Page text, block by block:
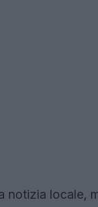
notizia locale,